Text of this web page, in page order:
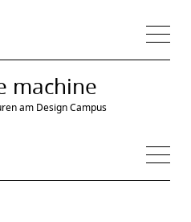
machine
am Design Campus